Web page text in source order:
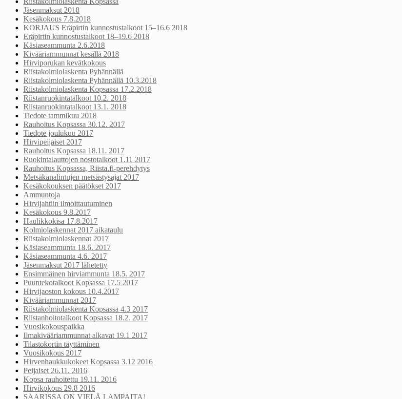
Jäsenmaksut 2018
Kesäkokous 7.8.2018
KORJAUS Eräpirtin kunnostustalkoot 15–16.6 2018
Eräpirtin kunnostustalkoot 18–19.6 2018
Käsiaseammunta 2.6.2018
Kivääriammunnat kesällä 2018
Hirviporukan kevätkokous
Riistakolmiolaskenta Pyhännällä
Riistakolmiolaskenta Pyhännällä 10.3.2018
Riistakolmiolaskenta Kopsassa 17.2.2018
Riistanruokintatalkoot 10.2. 2018
Riistanruokintatalkoot 13.1. 2018
Tiedote tammikuu 2018
Rauhoitus Kopsassa 30.12. 2017
Tiedote joulukuu 2017
Hirvipeijaiset 2017
Rauhoitus Kopsassa 18.11. 2017
Ruokintalauttojen nostotalkoot 1.11 2017
Rauhoitus Kopsassa, Riista.fi-perehdytys
Metsäkanalintujen metsästysajat 2017
Kesäkokouksen päätökset 2017
Ammuntoja
Hirvijahtiin ilmoittautuminen
Kesäkokous 9.8.2017
Haulikkokisa 17.8.2017
Kolmiolaskennat 2017 aikataulu
Riistakolmiolaskennat 2017
Käsiaseammunta 18.6. 2017
Käsiaseammunta 4.6. 2017
Jäsenmaksut 2017 lähetetty
Ensimmäinen hirviammunta 18.5. 2017
Puuntekotalkoot Kopsassa 17.5 2017
Hirvijaoston kokous 10.4.2017
Kivääriammunnat 2017
Riistakolmiolaskenta Kopsassa 4.3 2017
Riistanhoitotalkoot Kopsassa 18.2. 2017
Vuosikokouspaikka
Ilmakivääriammunnat alkavat 19.1 2017
Tilastokortin täyttäminen
Vuosikokous 2017
Hirvenhaukkukokeet Kopsassa 3.12 2016
Peijaiset 26.11. 2016
Kopsa rauhoitettu 19.11. 2016
Hirvikokous 29.8 2016
SAARISSA ON VIELÄ LAMPAITA!